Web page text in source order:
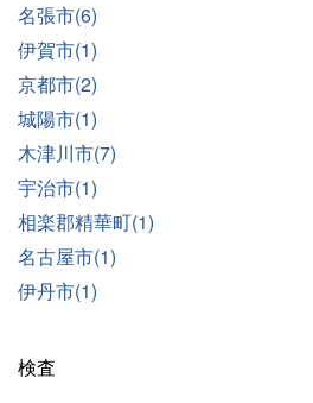
名張市(6)
伊賀市(1)
京都市(2)
城陽市(1)
木津川市(7)
宇治市(1)
相楽郡精華町(1)
名古屋市(1)
伊丹市(1)
検査